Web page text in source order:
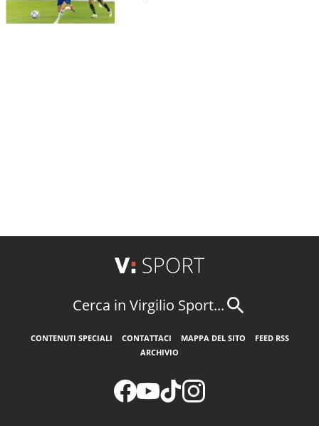
Cerca in Virgilio Sport...
CONTENUTI SPECIALI CONTATTACI MAPPA DEL SITO
FEED RSS
ARCHIVIO